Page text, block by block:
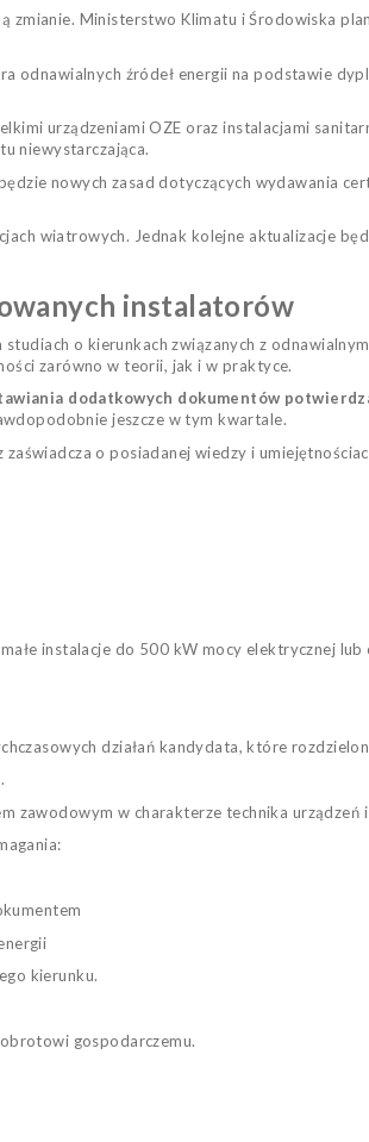
zmianie. Ministerstwo Klimatu i Środowiska
odnawialnych źródeł energii na podstawie
urządzeniami OZE oraz instalacjami
niewystarczająca.
nowych zasad dotyczących wydawania
wiatrowych. Jednak kolejne aktualizacje
instalatorów
o kierunkach związanych z
zarówno w teorii, jak i w praktyce.
dodatkowych dokumentów
jeszcze w tym kwartale.
o posiadanej wiedzy i
instalacje do 500 kW mocy elektrycznej lub
działań kandydata, które
zawodowym w charakterze technika
kierunku.
gospodarczemu.